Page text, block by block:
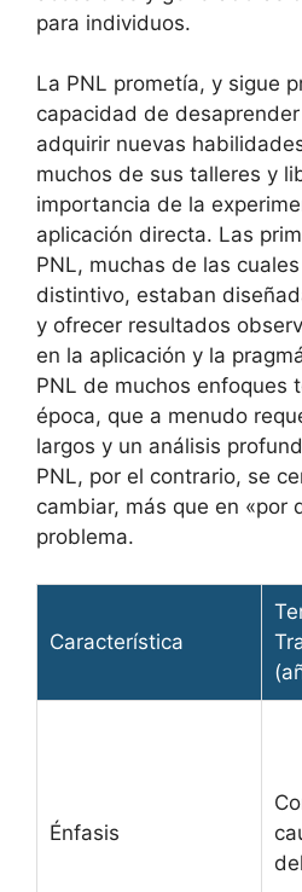
para individuos.
La PNL prometía, y sigue
capacidad de
adquirir nuevas
muchos de sus talleres y
importancia de la
aplicación directa. Las
PNL, muchas de las
distintivo, estaban
y ofrecer resultados
en la aplicación y la
PNL de muchos enfoques
época, que a menudo
largos y un análisis
PNL, por el contrario, se
cambiar, más que en «por
problema.
Característica
Énfasis